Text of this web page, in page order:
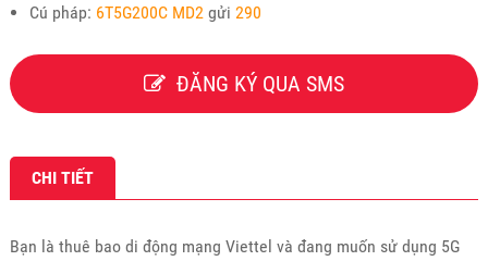
Cú pháp: 6T5G200C MD2 gửi 290
ĐĂNG KÝ QUA SMS
CHI TIẾT
Bạn là thuê bao di động mạng Viettel và đang muốn sử dụng 5G